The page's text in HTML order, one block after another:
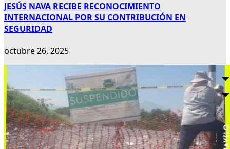
JESÚS NAVA RECIBE RECONOCIMIENTO
INTERNACIONAL POR SU CONTRIBUCIÓN EN
SEGURIDAD
octubre 26, 2025